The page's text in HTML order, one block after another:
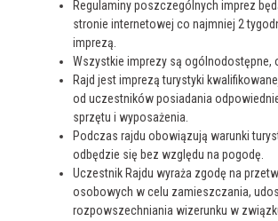
KWITNĄCEGO
ŻARNOWCA
30.05.2026
XXXVII Rajd
Pieszy Z
WIZYTĄ U
POMNIKÓW
PRZYRODY
20.06.2026
Wakacyjny Rajd
Pieszy
04.07.2026
Regulaminy poszczególnych imprez
stronie internetowej co najmniej 2
imprezą.
Wszystkie imprezy są ogólnodostępne,
Rajd jest imprezą turystyki
od uczestników posiadania
sprzętu i wyposażenia.
Podczas rajdu obowiązują warunki
odbędzie się bez względu na pogodę.
Uczestnik Rajdu wyraża zgodę na
osobowych w celu zamieszczania,
rozpowszechniania wizerunku w